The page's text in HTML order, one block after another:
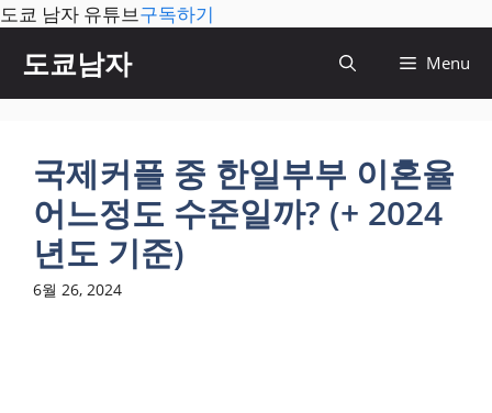
도쿄 남자 유튜브구독하기
츠
도쿄남자 Menu
국제커플 중 한일부부 이혼율
어느정도 수준일까? (+ 2024
년도 기준)
6월 26, 2024